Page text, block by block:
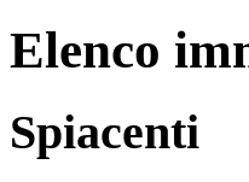
Elenco
Spiacenti